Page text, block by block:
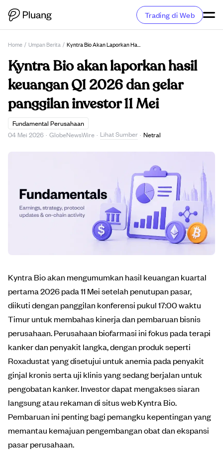
Trading di Web
Home / Umpan Berita / Kyntra Bio Akan Laporkan Hasil Keuangan Q1 2026 Dan Gelar Panggilan Investor 11 Mei
Kyntra Bio akan laporkan hasil
keuangan Q1 2026 dan gelar
panggilan investor 11 Mei
Fundamental Perusahaan
04 Mei 2026 · GlobeNewsWire · Lihat Sumber · Netral
Kyntra Bio akan mengumumkan hasil keuangan kuartal
pertama 2026 pada 11 Mei setelah penutupan pasar,
diikuti dengan panggilan konferensi pukul 17:00 waktu
Timur untuk membahas kinerja dan pembaruan bisnis
perusahaan. Perusahaan biofarmasi ini fokus pada terapi
kanker dan penyakit langka, dengan produk seperti
Roxadustat yang disetujui untuk anemia pada penyakit
ginjal kronis serta uji klinis yang sedang berjalan untuk
pengobatan kanker. Investor dapat mengakses siaran
langsung atau rekaman di situs web Kyntra Bio.
Pembaruan ini penting bagi pemangku kepentingan yang
memantau kemajuan pengembangan obat dan ekspansi
pasar perusahaan.